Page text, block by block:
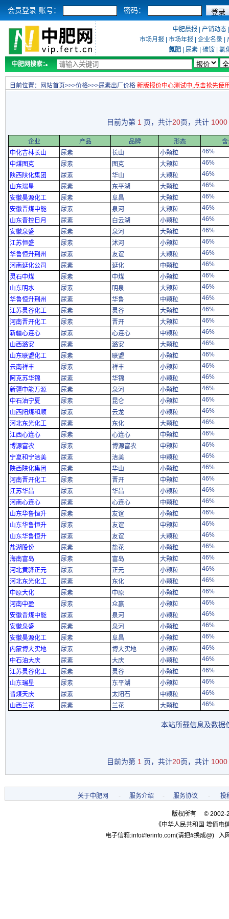
会员登录 账号： 密码：
中肥晨报 产销动态
市场月报
市场年报 企业名录
氮肥
尿素 碳铵
氯
中肥网搜索：
目前位置： 网站首页>>>价格>>>尿素出厂价格 新版报价中心测试中,点击抢先使
目前为第 1 页，共计20页，共计 1000
企业 产品 品牌 形态
中化吉林长山
尿素 长山 小颗粒
46%
中煤图克
尿素 图克 大颗粒
46%
陕西陕化集团
尿素 华山 大颗粒
46%
山东瑞星
尿素 东平湖 大颗粒
46%
安徽昊源化工
尿素 阜昌 大颗粒
46%
安徽晋煤中能
尿素 泉河 大颗粒
46%
山东晋控日月
尿素 白云湖 小颗粒
46%
安徽泉盛
尿素 泉河 大颗粒
46%
江苏恒盛
尿素 沭河 小颗粒
46%
华鲁恒升荆州
尿素 友谊 大颗粒
46%
河南延化公司
尿素 延化 中颗粒
46%
灵石中煤
尿素 中煤 小颗粒
46%
山东明水
尿素 明泉 大颗粒
46%
华鲁恒升荆州
尿素 华鲁 中颗粒
46%
江苏灵谷化工
尿素 灵谷 大颗粒
46%
河南晋开化工
尿素 晋开 大颗粒
46%
新疆心连心
尿素 心连心 中颗粒
46%
山西潞安
尿素 潞安 大颗粒
46%
山东联盟化工
尿素 联盟 小颗粒
46%
云南祥丰
尿素 祥丰 小颗粒
46%
阿克苏华锦
尿素 华锦 小颗粒
46%
新疆中能万源
尿素 泉河 小颗粒
46%
中石油宁夏
尿素 昆仑 小颗粒
46%
山西阳煤和顺
尿素 云龙 小颗粒
46%
河北东光化工
尿素 东化 大颗粒
46%
江西心连心
尿素 心连心 中颗粒
46%
博源富农
尿素 博源富农 中颗粒
46%
宁夏和宁洁美
尿素 洁美 中颗粒
46%
陕西陕化集团
尿素 华山 小颗粒
46%
河南晋开化工
尿素 晋开 中颗粒
46%
江苏华昌
尿素 华昌 小颗粒
46%
河南心连心
尿素 心连心 中颗粒
46%
山东华鲁恒升
尿素 友谊 小颗粒
46%
山东华鲁恒升
尿素 友谊 中颗粒
46%
山东华鲁恒升
尿素 友谊 大颗粒
46%
盐湖股份
尿素 盐花 小颗粒
46%
海南富岛
尿素 富岛 大颗粒
46%
河北黄骅正元
尿素 正元 小颗粒
46%
河北东光化工
尿素 东化 小颗粒
46%
中原大化
尿素 中原 小颗粒
46%
河南中盈
尿素 众赢 小颗粒
46%
安徽晋煤中能
尿素 泉河 小颗粒
46%
安徽泉盛
尿素 泉河 小颗粒
46%
安徽昊源化工
尿素 阜昌 小颗粒
46%
内蒙博大实地
尿素 博大实地 小颗粒
46%
中石油大庆
尿素 大庆 小颗粒
46%
江苏灵谷化工
尿素 灵谷 小颗粒
46%
山东瑞星
尿素 东平湖 小颗粒
46%
晋煤天庆
尿素 太阳石 中颗粒
46%
山西兰花
尿素 兰花 大颗粒 46%
本站所载信息及数据
目前为第 1 页，共计20页，共计 1000
关于中肥网 - 服务介绍 - 服务协议 - 投
版权所有 © 2002-
《中华人民共和国 增值电
电子信箱:info#ferinfo.com(请把#换成@)